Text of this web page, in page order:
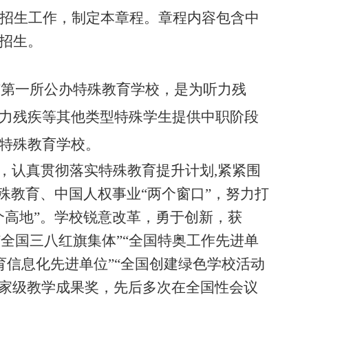
生工作，制定本章程。章程内容包含中
生。
一所公办特殊教育学校，是为听力残
残疾等其他类型特殊学生提供中职阶段
殊教育学校。
认真贯彻落实特殊教育提升计划,紧紧围
教育、中国人权事业“两个窗口”，努力打
地”。学校锐意改革，勇于创新，获
国三八红旗集体”“全国特奥工作先进单
信息化先进单位”“全国创建绿色学校活动
级教学成果奖，先后多次在全国性会议